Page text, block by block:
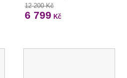
12 200 Kč
6 799 Kč